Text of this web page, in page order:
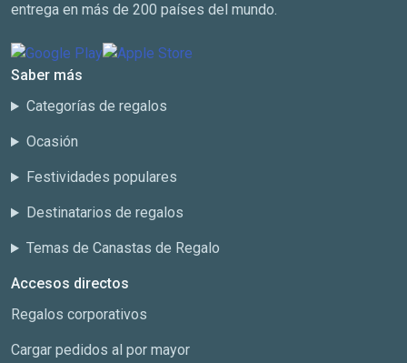
entrega en más de 200 países del mundo.
Saber más
Categorías de regalos
Ocasión
Festividades populares
Destinatarios de regalos
Temas de Canastas de Regalo
Accesos directos
Regalos corporativos
Cargar pedidos al por mayor